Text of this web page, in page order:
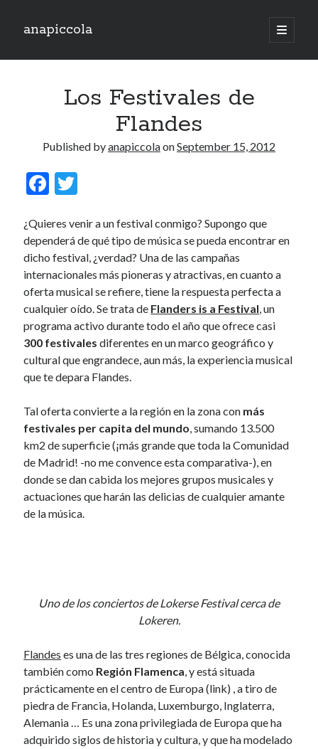
anapiccola
open
primary
Sidebar
Camino de Swingtiago ’19
Lo mejorcito de 2017. Vol II.
Lo mejor del 2017. Vol I.
June 2019
January 2018
December 2017
November 2017
October 2017
January 2017
November 2016
October 2016
September 2016
April 2016
February 2016
January 2016
December 2015
November 2015
October 2015
September 2015
February 2014
Los Festivales de
Flandes
Published byanapiccolaonSeptember 15, 2012
F
e
b
o
o
k
itt
er
¿Quieres venir a un festival conmigo? Supongo que
dependerá de qué tipo de música se pueda encontrar en
dicho festival, ¿verdad? Una de las campañas
internacionales más pioneras y atractivas, en cuanto a
oferta musical se refiere, tiene la respuesta perfecta a
cualquier oído. Se trata de Flanders is a Festival, un
programa activo durante todo el año que ofrece casi
300 festivales diferentes en un marco geográfico y
cultural que engrandece, aun más, la experiencia musical
que te depara Flandes.
Tal oferta convierte a la región en la zona con más
festivales per capita del mundo, sumando 13.500
km2 de superficie (¡más grande que toda la Comunidad
de Madrid! -no me convence esta comparativa-), en
donde se dan cabida los mejores grupos musicales y
actuaciones que harán las delicias de cualquier amante
de la música.
Uno de los conciertos de Lokerse Festival cerca de
Lokeren.
Flandes es una de las tres regiones de Bélgica, conocida
también como Región Flamenca, y está situada
prácticamente en el centro de Europa (link) , a tiro de
piedra de Francia, Holanda, Luxemburgo, Inglaterra,
Alemania … Es una zona privilegiada de Europa que ha
adquirido siglos de historia y cultura, y que ha modelado